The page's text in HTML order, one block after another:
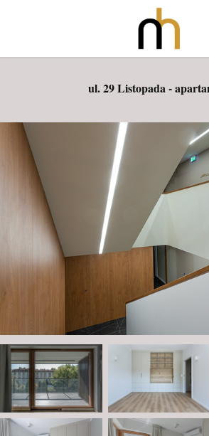
ul. 29 Listopada -